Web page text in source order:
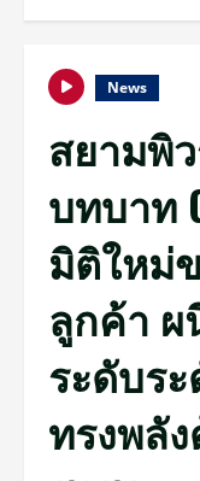
News
สยามพิ
บทบาท
มิติใหม่
ลูกค้า
ระดับร
ทรงพลั